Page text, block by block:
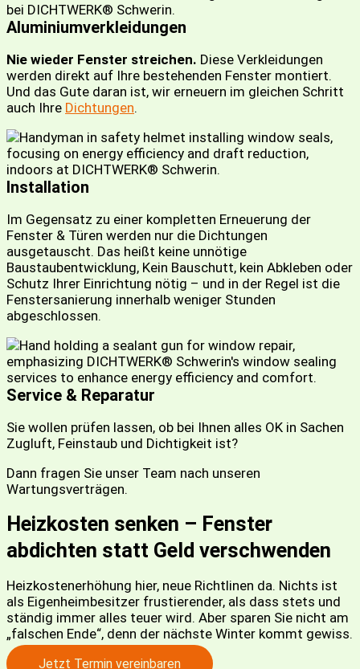
Aluminiumverkleidungen
Nie wieder Fenster streichen. Diese Verkleidungen
werden direkt auf Ihre bestehenden Fenster montiert.
Und das Gute daran ist, wir erneuern im gleichen Schritt
auch Ihre Dichtungen.
Installation
Im Gegensatz zu einer kompletten Erneuerung der
Fenster & Türen werden nur die Dichtungen
ausgetauscht. Das heißt keine unnötige
Baustaubentwicklung, Kein Bauschutt, kein Abkleben oder
Schutz Ihrer Einrichtung nötig – und in der Regel ist die
Fenstersanierung innerhalb weniger Stunden
abgeschlossen.
Service & Reparatur
Sie wollen prüfen lassen, ob bei Ihnen alles OK in Sachen
Zugluft, Feinstaub und Dichtigkeit ist?
Dann fragen Sie unser Team nach unseren
Wartungsverträgen.
Heizkosten senken – Fenster
abdichten statt Geld verschwenden
Heizkostenerhöhung hier, neue Richtlinen da. Nichts ist
als Eigenheimbesitzer frustierender, als dass stets und
ständig immer alles teuer wird. Aber sparen Sie nicht am
„falschen Ende“, denn der nächste Winter kommt gewiss.
Jetzt Termin vereinbaren